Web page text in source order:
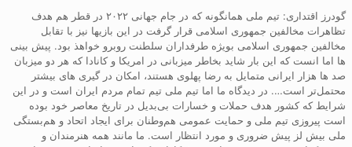
گودرز اقتداری: تیم ملی همانگونه که در جام جهانی ۲۰۲۲ در قطر هم هدف
تظاهرات مخالفین جمهوری اسلامی قرار گرفت در این بازیها نیز با تقابل
مخالفین جمهوری اسلامی بویژه طرفداران سلطنت روبرو خواهذ بود. پیش بینی
ها اما انست که این بار شاید بخاطر میزبانی در امریکا و کانادا که هر دو میزبان
صد ها هزار ایرانی متمایل به رضا پهلوی هستند، امکان در گیری های بیشتر
محتمل‌تر است…. در دیدگاه ما اما تیم ملی تیم تمام مردم ایران است و در این
شرایط که کشور هدف حملات و خسارات بی‌بدیل در تاریخ معاصر خود بوده
است پیروزی تیم ملی و حمایت عمومی هم‌وطنان برای ایجاد اتحاد و هم‌بستگی
ملی بیش لز پیش ضروری و مورد انتظار است. ما مانند همه هنرمندان و